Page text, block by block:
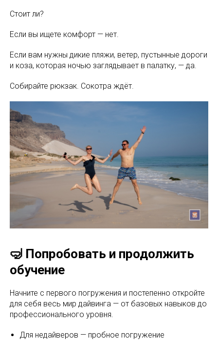
Стоит ли?
Если вы ищете комфорт — нет.
Если вам нужны дикие пляжи, ветер, пустынные дороги
и коза, которая ночью заглядывает в палатку, — да.
Собирайте рюкзак. Сокотра ждёт.
🤿 Попробовать и продолжить
обучение
Начните с первого погружения и постепенно откройте
для себя весь мир дайвинга — от базовых навыков до
профессионального уровня.
Для недайверов — пробное погружение